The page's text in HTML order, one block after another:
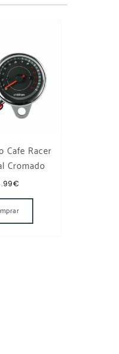
Las opciones se pueden
Cafe Racer
Cromado
€